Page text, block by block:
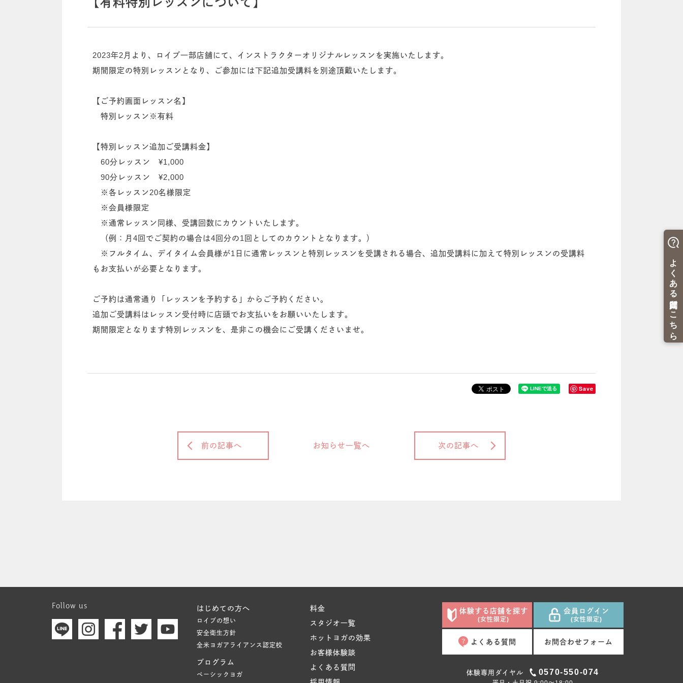
2023年2月より、ロイブ一部店舗にて、インストラクターオリジナルレッスンを実施いたします。
期間限定の特別レッスンとなり、ご参加には下記追加受講料を別途頂戴いたします。
【ご予約画面レッスン名】
特別レッスン※有料
【特別レッスン追加ご受講料金】
60分レッスン ¥1,000
90分レッスン ¥2,000
※各レッスン20名様限定
※会員様限定
※通常レッスン同様、受講回数にカウントいたします。
（例：月4回でご契約の場合は4回分の1回としてのカウントとなります。）
※フルタイム、デイタイム会員様が1日に通常レッスンと特別レッスンを受講される場合、追加受講料に加えて特別レッスンの受講料
もお支払いが必要となります。
ご予約は通常通り「レッスンを予約する」からご予約ください。
追加ご受講料はレッスン受付時に店頭でお支払いをお願いいたします。
期間限定となります特別レッスンを、是非この機会にご受講くださいませ。
Save
前の記事へ お知らせ一覧へ 次の記事へ
Follow us はじめての方へ
ロイブの想い
安全衛生方針
全米ヨガアライアンス認定校
プログラム
ベーシックヨガ
料金
スタジオ一覧
ホットヨガの効果
お客様体験談
よくある質問
体験する店舗を探す
(女性限定)
会員ログイン
(女性限定)
よくある質問 お問合わせフォーム
体験専用ダイヤル 0570-550-074